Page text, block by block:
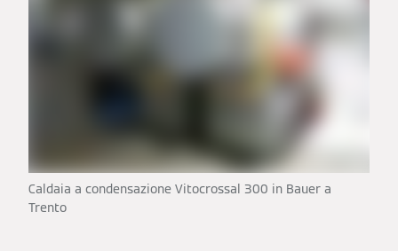
Caldaia a condensazione Vitocrossal 300 in Bauer a
Trento